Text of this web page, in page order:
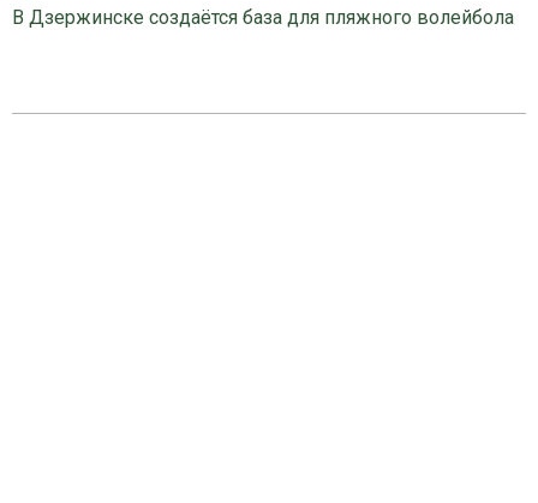
В Дзержинске создаётся база для пляжного волейбола